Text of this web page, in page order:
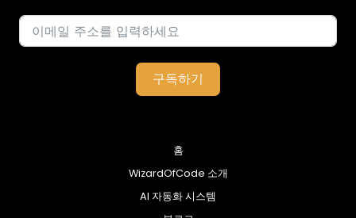
구독하기
홈
WizardOfCode 소개
AI 자동화 시스템